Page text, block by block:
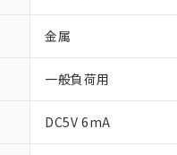
金属
一般負荷用
DC5V 6mA